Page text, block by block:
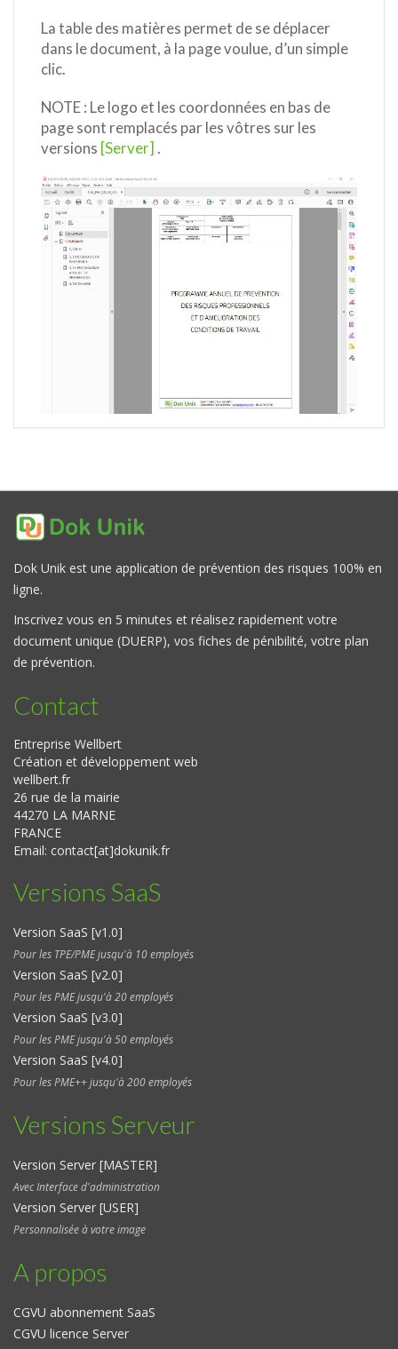
La table des matières permet de se déplacer
dans le document, à la page voulue, d’un simple
clic.
NOTE : Le logo et les coordonnées en bas de
page sont remplacés par les vôtres sur les
versions [Server] .
Dok Unik est une application de prévention des risques 100% en
ligne.
Inscrivez vous en 5 minutes et réalisez rapidement votre
document unique (DUERP), vos fiches de pénibilité, votre plan
de prévention.
Contact
Entreprise Wellbert
Création et développement web
wellbert.fr
26 rue de la mairie
44270 LA MARNE
FRANCE
Email: contact[at]dokunik.fr
Versions SaaS
Version SaaS [v1.0]
Pour les TPE/PME jusqu'à 10 employés
Version SaaS [v2.0]
Pour les PME jusqu'à 20 employés
Version SaaS [v3.0]
Pour les PME jusqu'à 50 employés
Version SaaS [v4.0]
Pour les PME++ jusqu'à 200 employés
Versions Serveur
Version Server [MASTER]
Avec Interface d'administration
Version Server [USER]
Personnalisée à votre image
A propos
CGVU abonnement SaaS
CGVU licence Server